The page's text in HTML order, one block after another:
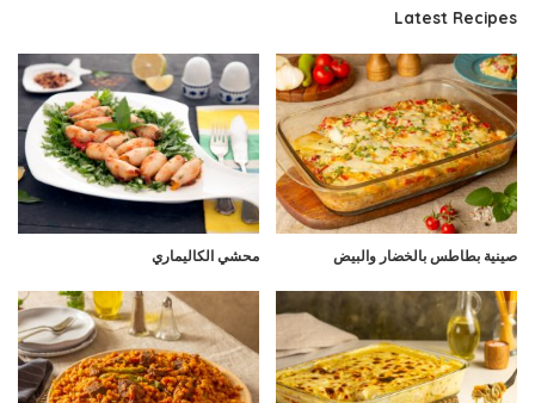
Latest Recipes
صينية بطاطس بالخضار والبيض محشي الكاليماري